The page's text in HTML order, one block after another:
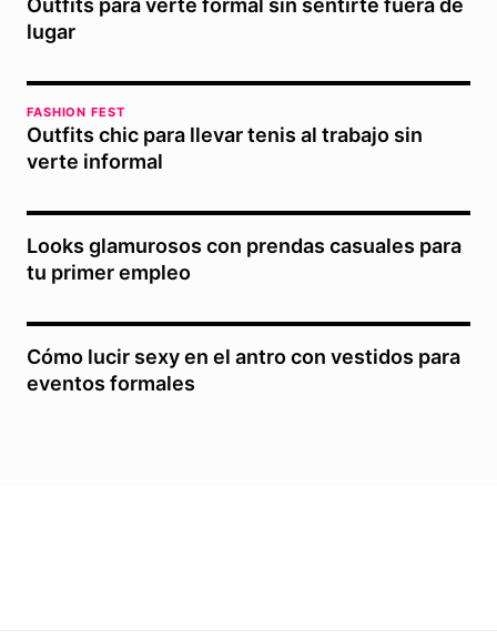
Outfits para verte formal sin sentirte fuera de
lugar
FASHION FEST
Outfits chic para llevar tenis al trabajo sin
verte informal
Looks glamurosos con prendas casuales para
tu primer empleo
Cómo lucir sexy en el antro con vestidos para
eventos formales